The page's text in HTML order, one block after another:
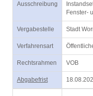
Ausschreibung
Fenster-
Vergabestelle Stadt
Verfahrensart
Rechtsrahmen VOB
Abgabefrist